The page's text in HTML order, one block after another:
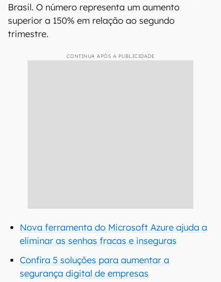
Brasil. O número representa um aumento
superior a 150% em relação ao segundo
trimestre.
CONTINUA APÓS A PUBLICIDADE
Nova ferramenta do Microsoft Azure ajuda a
eliminar as senhas fracas e inseguras
Confira 5 soluções para aumentar a
segurança digital de empresas